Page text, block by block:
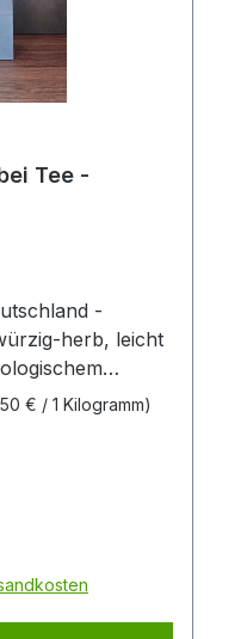
Tee -
-
herb, leicht
und
ca. 10
€ / 1 Kilogramm)